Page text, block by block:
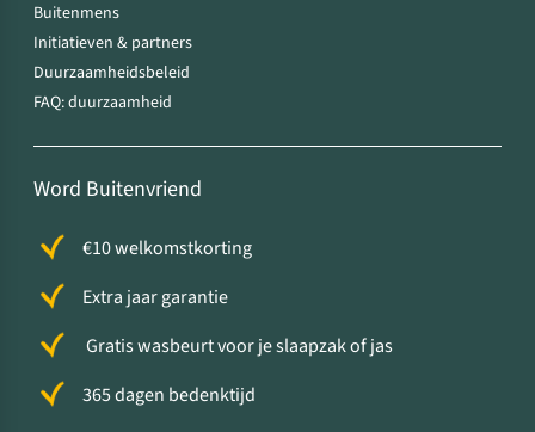
Buitenmens
Initiatieven & partners
Duurzaamheidsbeleid
FAQ: duurzaamheid
Word Buitenvriend
€10 welkomstkorting
Extra jaar garantie
Gratis wasbeurt voor je slaapzak of jas
365 dagen bedenktijd